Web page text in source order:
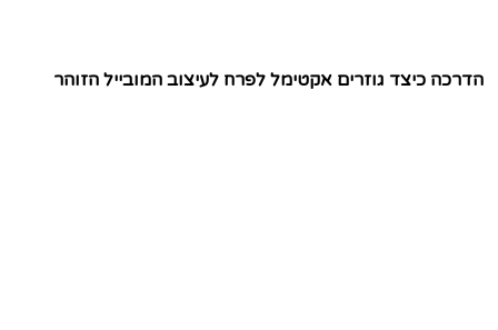
הדרכה כיצד גוזרים אקטימל לפרח לעיצוב המובייל הזוהר